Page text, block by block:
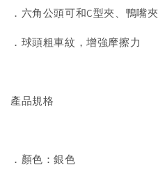
．六角公頭可和C型夾、鴨嘴
．球頭粗車紋，增強摩擦力
產品規格
．顏色：銀色